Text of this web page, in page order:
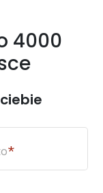
4000